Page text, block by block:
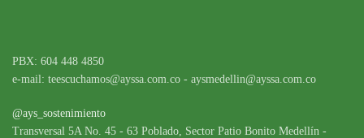
PBX: 604 448 4850
e-mail: teescuchamos@ayssa.com.co - aysmedellin@ayssa.com.co
@ays_sostenimiento
Transversal 5A No. 45 - 63 Poblado, Sector Patio Bonito Medellín -